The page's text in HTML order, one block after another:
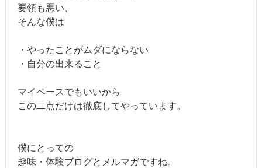
要領も悪い、
そんな僕は
・やったことがムダにならない
・自分の出来ること
マイペースでもいいから
この二点だけは徹底してやっています。
僕にとっての
趣味・体験ブログとメルマガですね。